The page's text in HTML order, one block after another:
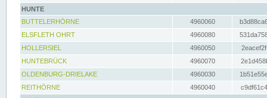
HUNTE
BUTTELERHÖRNE
4960060
ELSFLETH OHRT
4960080
HOLLERSIEL
4960050
HUNTEBRÜCK
4960070
OLDENBURG-DRIELAKE
4960030
REITHÖRNE
4960040